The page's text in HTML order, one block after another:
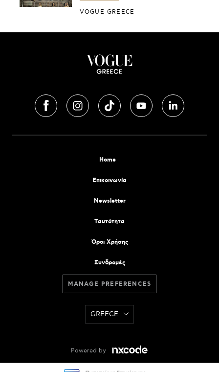
VOGUE GREECE
Home
Επικοινωνία
Newsletter
Tαυτότητα
Όροι Χρήσης
Συνδρομές
MANAGE PREFERENCES
GREECE
Powered by